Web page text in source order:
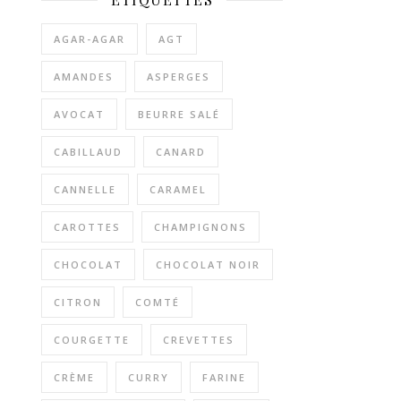
AGAR-AGAR AGT
AMANDES ASPERGES
AVOCAT BEURRE SALÉ
CABILLAUD CANARD
CANNELLE CARAMEL
CAROTTES CHAMPIGNONS
CHOCOLAT CHOCOLAT NOIR
CITRON COMTÉ
COURGETTE CREVETTES
CRÈME CURRY FARINE